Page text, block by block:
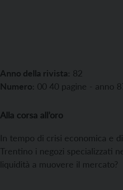
Anno della rivista: 82
Numero: 00 40 pagine - anno
Alla corsa all’oro
In tempo di crisi economica e
Trentino i negozi specializzati
liquidità a muovere il mercato?